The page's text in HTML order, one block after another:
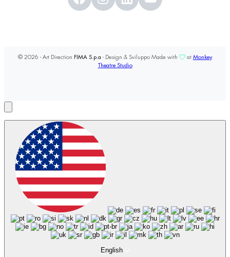
© 2026 - Art Direction FIMA S.p.a - Design & Sviluppo Made with at Monkey
Theatre Studio
English